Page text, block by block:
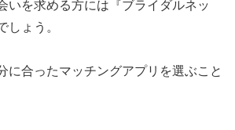
いを求める方には『ブライダルネッ
しょう。
に合ったマッチングアプリを選ぶこと